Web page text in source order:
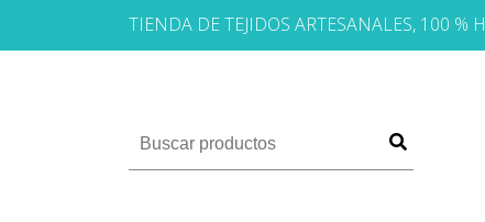
TIENDA DE TEJIDOS ARTESANALES, 100 %